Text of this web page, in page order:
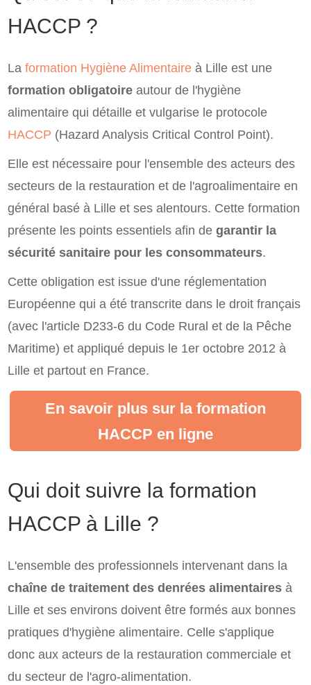
HACCP ?
Laformation Hygiène Alimentaire à Lille est une
formation obligatoire autour de l'hygiène
alimentaire qui détaille et vulgarise le protocole
HACCP (Hazard Analysis Critical Control Point).
Elle est nécessaire pour l'ensemble des acteurs des
secteurs de la restauration et de l'agroalimentaire en
général basé à Lille et ses alentours. Cette formation
présente les points essentiels afin degarantir la
sécurité sanitaire pour les consommateurs.
Cette obligation est issue d'une réglementation
Européenne qui a été transcrite dans le droit français
(avec l'article D233-6 du Code Rural et de la Pêche
Maritime) et appliqué depuis le 1er octobre 2012 à
Lille et partout en France.
En savoir plus sur la formation
HACCP en ligne
Qui doit suivre la formation
HACCP à Lille ?
L'ensemble des professionnels intervenant dans la
chaîne de traitement des denrées alimentaires à
Lille et ses environs doivent être formés aux bonnes
pratiques d'hygiène alimentaire. Celle s'applique
donc aux acteurs de la restauration commerciale et
du secteur de l'agro-alimentation.